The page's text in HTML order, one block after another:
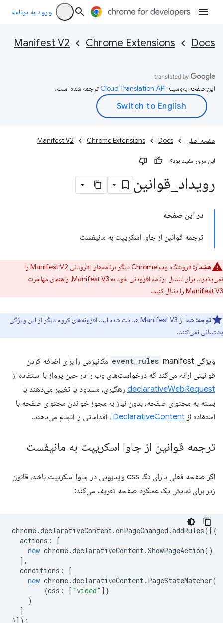
ورود به برنامه
Docs
Chrome Extensions
Manifest V2
این صفحه به‌وسیله ترجمه شده است.
صفحه اصلی Docs
Chrome Extensions
Manifest V2
این مرور مفید بود؟
رویداد قوانین
در این صفحه
ترجمه قوانین از جاوا اسکریپت به مانیفست
هشدار:
فروشگاه وب Chrome دیگر برنامه‌های افزودنی Manifest V2 را
نمی‌پذیرد. برای تبدیل برنامه افزودنی خود به Manifest
V3، راهنمای مهاجرت
ManifestV3 را دنبال کنید.
توجه:
شما از Manifest V3 هدایت شده اید. افزونه‌های کروم دیگر از این ویژگی
پشتیبانی نمی‌کنند.
ویژگی event_rules manifest مکانیزمی را برای اضافه کردن
قوانینی ارائه می‌کند که درخواست‌های وب را در حین پرواز با استفاده از
declarativeWebRequest رهگیری، مسدود یا تغییر می‌دهند یا
بسته به محتوای صفحه، بدون نیاز به مجوز خواندن محتوای صفحه با
استفاده از DeclarativeContent ، اقداماتی را انجام می‌دهند.
ترجمه قوانین از جاوا اسکریپت به مانیفست
اگر صفحه فعلی دارای تگ css ویدیویی در جاوا اسکریپت باشد، قانون
زیر برای نمایش یک عملکرد صفحه تعریف می‌کند:
chrome.declarativeContent.onPageChanged .addRules([{
actions :
[
new chrome.declarativeContent.ShowPageAction()
],
conditions :
[
new chrome.declarativeContent. PageStateMatcher(
{css : [ "video" ]}
)
]
}]);